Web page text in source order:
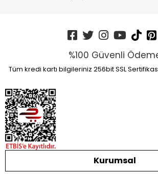
%100 Güvenli
Tüm kredi kartı bilgileriniz 256bit SSL
Kurumsal